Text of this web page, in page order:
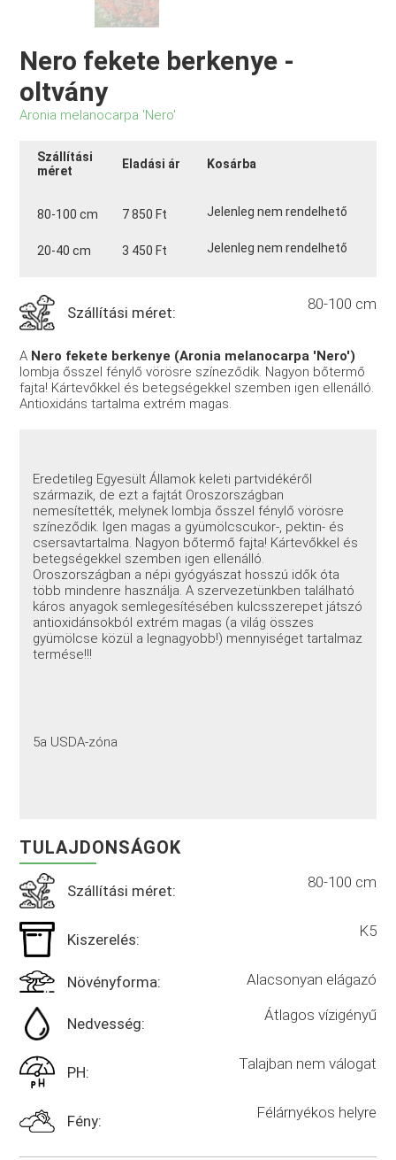
Nero fekete berkenye -
oltvány
Aronia melanocarpa 'Nero'
Szállítási
méret
Eladási ár Kosárba
80-100 cm 7 850 Ft Jelenleg nem rendelhető
20-40 cm 3 450 Ft Jelenleg nem rendelhető
Szállítási méret: 80-100 cm
A Nero fekete berkenye (Aronia melanocarpa 'Nero')
lombja ősszel fénylő vörösre színeződik. Nagyon bőtermő
fajta! Kártevőkkel és betegségekkel szemben igen ellenálló.
Antioxidáns tartalma extrém magas.
Eredetileg Egyesült Államok keleti partvidékéről
származik, de ezt a fajtát Oroszországban
nemesítették, melynek lombja ősszel fénylő vörösre
színeződik. Igen magas a gyümölcscukor-, pektin- és
csersavtartalma. Nagyon bőtermő fajta! Kártevőkkel és
betegségekkel szemben igen ellenálló.
Oroszországban a népi gyógyászat hosszú idők óta
több mindenre használja. A szervezetünkben található
káros anyagok semlegesítésében kulcsszerepet játszó
antioxidánsokból extrém magas (a világ összes
gyümölcse közül a legnagyobb!) mennyiséget tartalmaz
termése!!!
5a USDA-zóna
TULAJDONSÁGOK
Szállítási méret: 80-100 cm
Kiszerelés: K5
Növényforma: Alacsonyan elágazó
Nedvesség: Átlagos vízigényű
PH: Talajban nem válogat
Fény: Félárnyékos helyre